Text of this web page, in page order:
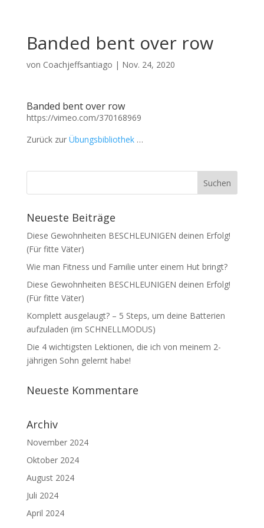
Banded bent over row
von Coachjeffsantiago | Nov. 24, 2020
Banded bent over row
https://vimeo.com/370168969
Zurück zur Übungsbibliothek…
Neueste Beiträge
Diese Gewohnheiten BESCHLEUNIGEN deinen Erfolg!
(Für fitte Väter)
Wie man Fitness und Familie unter einem Hut bringt?
Diese Gewohnheiten BESCHLEUNIGEN deinen Erfolg!
(Für fitte Väter)
Komplett ausgelaugt? – 5 Steps, um deine Batterien
aufzuladen (im SCHNELLMODUS)
Die 4 wichtigsten Lektionen, die ich von meinem 2-
jährigen Sohn gelernt habe!
Neueste Kommentare
Archiv
November 2024
Oktober 2024
August 2024
Juli 2024
April 2024